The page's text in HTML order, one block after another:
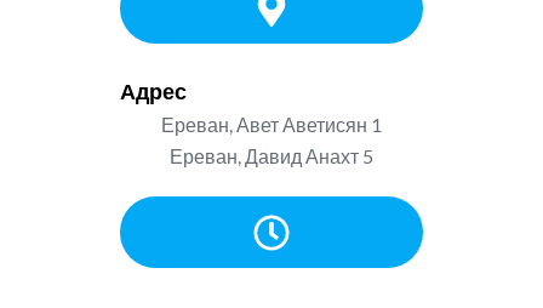
Адрес
Ереван, Авет Аветисян 1
Ереван, Давид Анахт 5